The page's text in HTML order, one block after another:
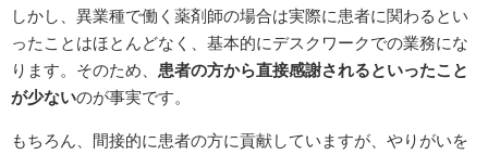
しかし、異業種で働く薬剤師の場合は実際に患者に関わるとい
ったことはほとんどなく、基本的にデスクワークでの業務にな
ります。そのため、 患者の方から直接感謝されるといったこと
が少ないのが事実です。
もちろん、間接的に患者の方に貢献していますが、やりがいを